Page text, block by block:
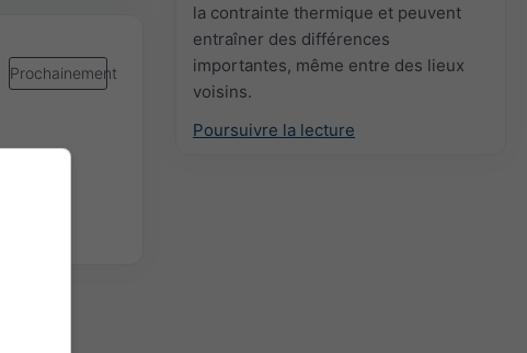
la contrainte thermique et peuvent
entraîner des différences
importantes, même entre des lieux
voisins.
Poursuivre la lecture
Prochainement